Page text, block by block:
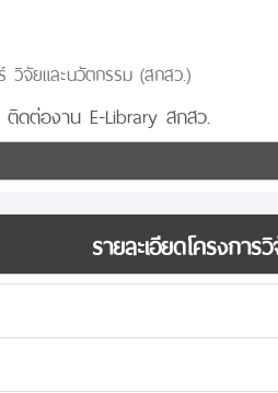
วิจัยและนวัตกรรม (สกสว.)
ติดต่องาน E-Library สกสว.
รายละเอียดโครงการ